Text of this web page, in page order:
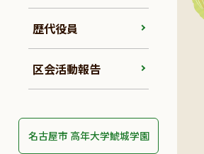
歴代役員
区会活動報告
名古屋市 高年大学鯱城学園